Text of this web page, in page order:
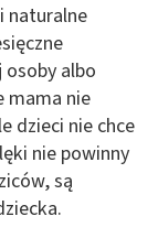
naturalne
osoby albo
mama nie
dzieci nie chce
nie powinny
są